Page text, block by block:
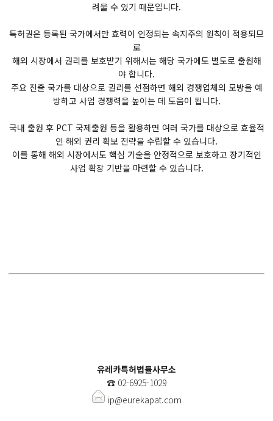
려울 수 있기 때문입니다.
특허권은 등록된 국가에서만 효력이 인정되는 속지주의 원칙이 적용되므
로
해외 시장에서 권리를 보호받기 위해서는 해당 국가에도 별도로 출원해
야 합니다.
주요 진출 국가를 대상으로 권리를 선점하면 해외 경쟁업체의 모방을 예
방하고 사업 경쟁력을 높이는 데 도움이 됩니다.
국내 출원 후 PCT 국제출원 등을 활용하면 여러 국가를 대상으로 효율적
인 해외 권리 확보 전략을 수립할 수 있습니다.
이를 통해 해외 시장에서도 핵심 기술을 안정적으로 보호하고 장기적인
사업 확장 기반을 마련할 수 있습니다.
유레카특허법률사무소
☎️ 02-6925-1029
ip@eurekapat.com